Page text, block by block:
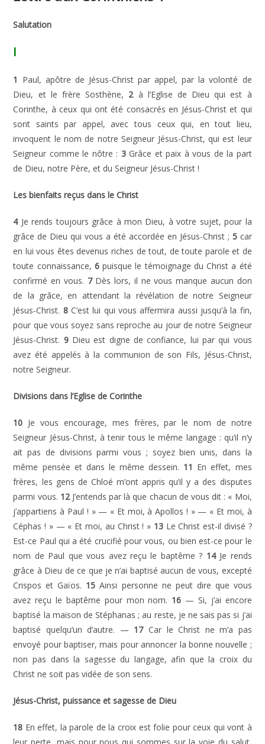
Salutation
I
1 Paul, apôtre de Jésus-Christ par appel, par la volonté de
Dieu, et le frère Sosthène, 2 à l’Eglise de Dieu qui est à
Corinthe, à ceux qui ont été consacrés en Jésus-Christ et qui
sont saints par appel, avec tous ceux qui, en tout lieu,
invoquent le nom de notre Seigneur Jésus-Christ, qui est leur
Seigneur comme le nôtre : 3Grâce et paix à vous de la part
de Dieu, notre Père, et du Seigneur Jésus-Christ !
Les bienfaits reçus dans le Christ
4Je rends toujours grâce à mon Dieu, à votre sujet, pour la
grâce de Dieu qui vous a été accordée en Jésus-Christ ; 5car
en lui vous êtes devenus riches de tout, de toute parole et de
toute connaissance, 6puisque le témoignage du Christ a été
confirmé en vous. 7Dès lors, il ne vous manque aucun don
de la grâce, en attendant la révélation de notre Seigneur
Jésus-Christ. 8C’est lui qui vous affermira aussi jusqu’à la fin,
pour que vous soyez sans reproche au jour de notre Seigneur
Jésus-Christ. 9Dieu est digne de confiance, lui par qui vous
avez été appelés à la communion de son Fils, Jésus-Christ,
notre Seigneur.
Divisions dans l’Eglise de Corinthe
10 Je vous encourage, mes frères, par le nom de notre
Seigneur Jésus-Christ, à tenir tous le même langage : qu’il n’y
ait pas de divisions parmi vous ; soyez bien unis, dans la
même pensée et dans le même dessein. 11 En effet, mes
frères, les gens de Chloé m’ont appris qu’il y a des disputes
parmi vous. 12J’entends par là que chacun de vous dit : « Moi,
j’appartiens à Paul ! » — « Et moi, à Apollos ! » — « Et moi, à
Céphas ! » — « Et moi, au Christ ! » 13Le Christ est-il divisé ?
Est-ce Paul qui a été crucifié pour vous, ou bien est-ce pour le
nom de Paul que vous avez reçu le baptême ? 14Je rends
grâce à Dieu de ce que je n’ai baptisé aucun de vous, excepté
Crispos et Gaïos. 15 Ainsi personne ne peut dire que vous
avez reçu le baptême pour mon nom. 16 — Si, j’ai encore
baptisé la maison de Stéphanas ; au reste, je ne sais pas si j’ai
baptisé quelqu’un d’autre. — 17Car le Christ ne m’a pas
envoyé pour baptiser, mais pour annoncer la bonne nouvelle ;
non pas dans la sagesse du langage, afin que la croix du
Christ ne soit pas vidée de son sens.
Jésus-Christ, puissance et sagesse de Dieu
18 En effet, la parole de la croix est folie pour ceux qui vont à